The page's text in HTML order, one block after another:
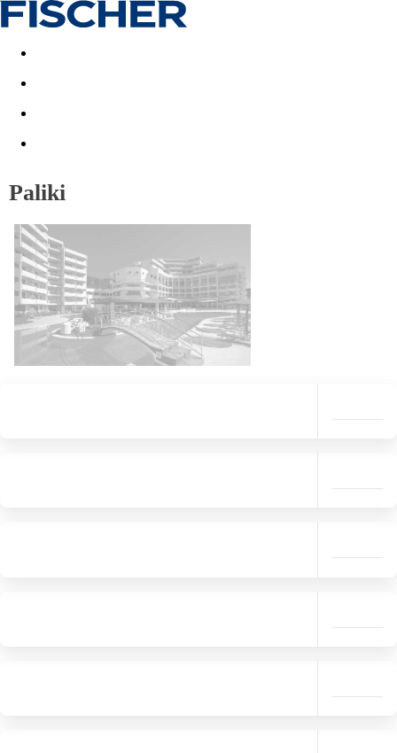
Akční nabídky Last minute
Paliki